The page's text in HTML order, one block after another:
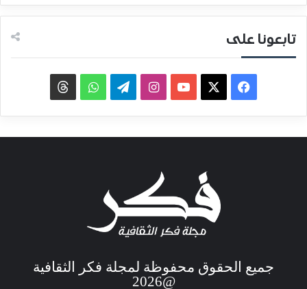
تابعونا على
جميع الحقوق محفوظة لمجلة فكر الثقافية
@2026